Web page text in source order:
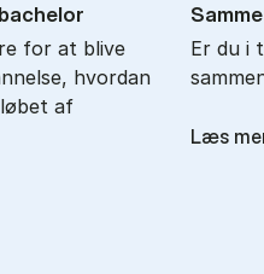
for at blive
hvordan
af
Er du i
Læs